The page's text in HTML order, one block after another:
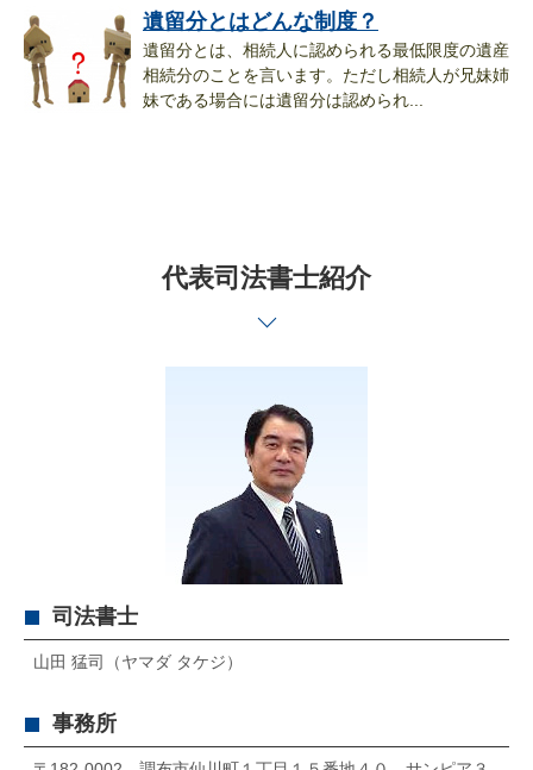
遺留分とはどんな制度？
遺留分とは、相続人に認められる最低限度の遺産
相続分のことを言います。ただし相続人が兄妹姉
妹である場合には遺留分は認められ...
代表司法書士紹介
司法書士
山田 猛司（ヤマダ タケジ）
事務所